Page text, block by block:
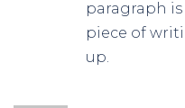
paragraph
piece of
up.